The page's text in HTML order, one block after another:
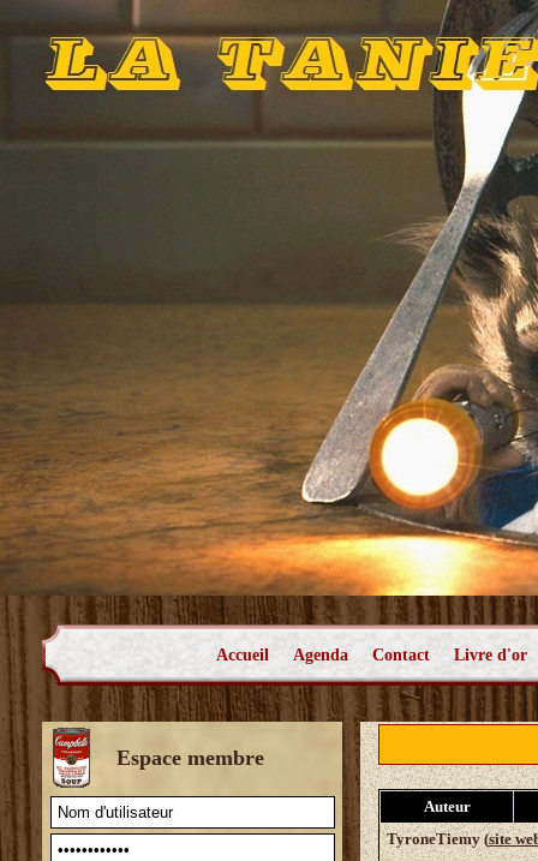
Accueil Agenda Contact Livre d'or
Espace membre
Auteur
TyroneTiemy (site